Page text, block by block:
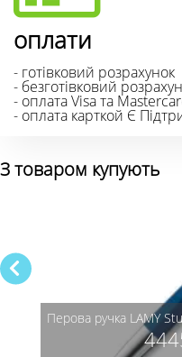
оплати
- готівковий розрахунок
- безготівковий
- оплата Visa та
- оплата карткой Є
З товаром купують
Перова ручка LAMY